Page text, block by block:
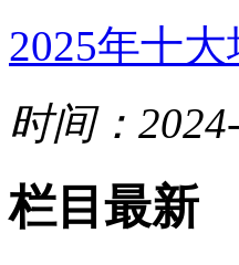
2025年十
时间：
栏目最新